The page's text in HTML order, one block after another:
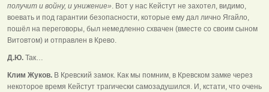
получит и войну, и унижение». Вот у нас Кейстут не захотел, видимо,
воевать и под гарантии безопасности, которые ему дал лично Ягайло,
пошёл на переговоры, был немедленно схвачен (вместе со своим сыном
Витовтом) и отправлен в Крево.
Д.Ю. Так…
Клим Жуков. В Кревский замок. Как мы помним, в Кревском замке через
некоторое время Кейстут трагически самозадушился. И, кстати, что очень